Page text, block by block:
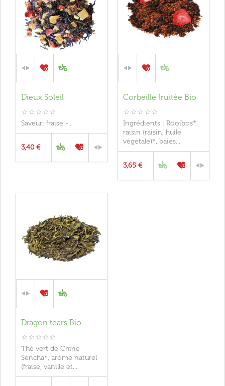
Dieux Soleil
Saveur: fraise -...
3,40 €
Corbeille fruitée Bio
Ingrédients : Rooibos*,
raisin (raisin, huile
végétale)*, baies...
3,65 €
Dragon tears Bio
Thé vert de Chine
Sencha*, arôme naturel
(fraise, vanille et...